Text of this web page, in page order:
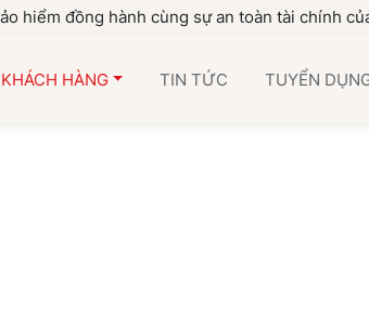
hành cùng sự an toàn tài chính của gia
HÀNG TIN TỨC TUYỂN